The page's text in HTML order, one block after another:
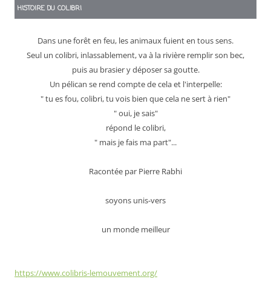
HISTOIRE DU COLIBRI
Dans une forêt en feu, les animaux fuient en tous sens.
Seul un colibri, inlassablement, va à la rivière remplir son bec,
puis au brasier y déposer sa goutte.
Un pélican se rend compte de cela et l'interpelle:
" tu es fou, colibri, tu vois bien que cela ne sert à rien"
" oui, je sais"
répond le colibri,
" mais je fais ma part"...
Racontée par Pierre Rabhi
soyons unis-vers
un monde meilleur
https://www.colibris-lemouvement.org/